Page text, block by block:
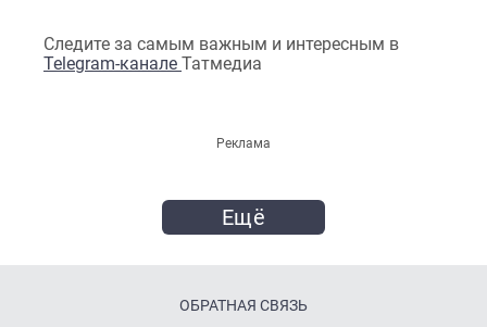
Следите за самым важным и интересным в
Telegram-канале Татмедиа
Реклама
Ещё
ОБРАТНАЯ СВЯЗЬ